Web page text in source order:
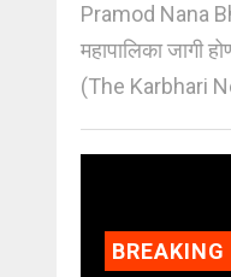
Pramod Nana
महापालिका जागी
(The Karbhari
BREAKING